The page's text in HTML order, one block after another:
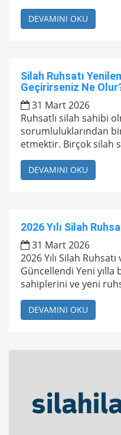
DEVAMINI OKU
Silah Ruhsatı
Geçirirseniz Ne
31 Mart 2026
Ruhsatlı silah sahibi
sorumluluklarından
etmektir. Birçok silah
DEVAMINI OKU
2026 Yılı Silah
31 Mart 2026
2026 Yılı Silah
Güncellendi Yeni yılla
sahiplerini ve yeni
DEVAMINI OKU